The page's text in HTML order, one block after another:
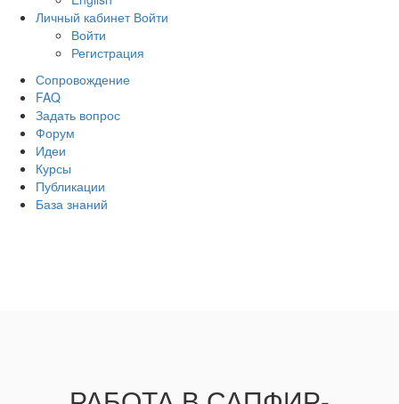
Личный кабинет Войти
Войти
Регистрация
Сопровождение
FAQ
Задать вопрос
Форум
Идеи
Курсы
Публикации
База знаний